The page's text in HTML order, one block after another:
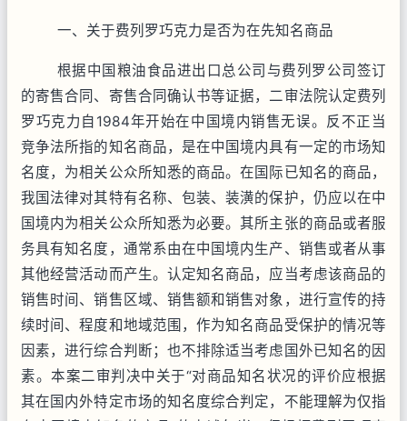
一、关于费列罗巧克力是否为在先知名商品
根据中国粮油食品进出口总公司与费列罗公司签订
的寄售合同、寄售合同确认书等证据，二审法院认定费列
罗巧克力自 1984年开始在中国境内销售无误。反不正当
竞争法所指的知名商品，是在中国境内具有一定的市场知
名度，为相关公众所知悉的商品。在国际已知名的商品，
我国法律对其特有名称、包装、装潢的保护，仍应以在中
国境内为相关公众所知悉为必要。其所主张的商品或者服
务具有知名度，通常系由在中国境内生产、销售或者从事
其他经营活动而产生。认定知名商品，应当考虑该商品的
销售时间、销售区域、销售额和销售对象，进行宣传的持
续时间、程度和地域范围，作为知名商品受保护的情况等
因素，进行综合判断；也不排除适当考虑国外已知名的因
素。本案二审判决中关于“对商品知名状况的评价应根据
其在国内外特定市场的知名度综合判定，不能理解为仅指